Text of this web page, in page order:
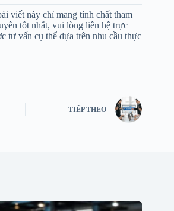
viết này chỉ mang tính chất tham
tốt nhất, vui lòng liên hệ trực
tư vấn cụ thể dựa trên nhu cầu thực
TIẾP THEO